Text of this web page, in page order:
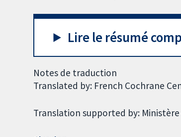
Lire le résumé
Notes de traduction
Translated by: French Cochrane
Translation supported by: